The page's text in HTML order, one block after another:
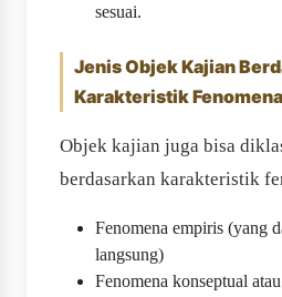
sesuai.
Jenis Objek Kajian
Karakteristik Fenomena
Objek kajian juga bisa
berdasarkan karakteristik
Fenomena empiris (yang
langsung)
Fenomena konseptual